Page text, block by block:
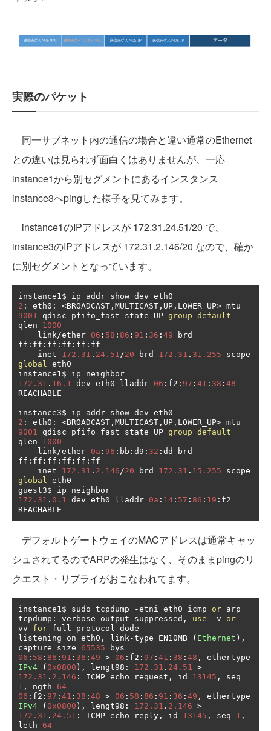
実際のパケット
同一サブネット内の通信の場合と違い通常のEthernet
との違いは見られず面白くはありませんが、一応
instance1から別セグメントにあるインスタンス
instance3へpingした様子を見てみます。
instance1のIPアドレスが 172.31.24.51/20 で、
instance3のIPアドレスが 172.31.2.146/20 なので、確か
に別セグメントとなっています。
2 : eth0 : <BROADCAST , MULTICAST , UP , LOWER_UP>
9001 qdisc pfifo_fast state UP group default
qlen 1000
    link
/ether 06 : 58 : 86 : 91 : 36 : 49 brd
ff : ff : ff : ff : ff : ff
    inet
172.31 . 24.51/20 brd 172.31 . 31.255
global eth0
172.31 . 16.1 dev eth0 lladdr 06 : f2 : 97 : 41 : 38 : 48
REACHABLE
2 : eth0 : <BROADCAST , MULTICAST , UP , LOWER_UP>
9001 qdisc pfifo_fast state UP group default
qlen 1000
    link
/ether 0a : 96 : bb : d9 : 32 : dd brd
ff : ff : ff : ff : ff : ff
    inet
172.31 . 2.146/20 brd 172.31 . 15.255
global eth0
172.31 . 0.1 dev eth0 lladdr 0a : 14 : 57 : 86 : 19 : f2
REACHABLE
デフォルトゲートウェイのMACアドレスは通常キャッ
シュされてるのでARPの発生はなく、そのままpingのリ
クエスト・リプライがおこなわれてます。
instance1$ sudo tcpdump -etni eth0 icmp or arp
tcpdump : verbose output suppressed , use -v or
-
vv for full protocol dode
listening on eth0 , link-type EN10MB ( Ethernet ),
capture size 65535
06 : 58 : 86 : 91 : 36 : 49 > 06 : f2 : 97 : 41 : 38 : 48 ,
IPv4
( 0x0800 ), lengt98 : 172.31 . 24.51 >
172.31 . 2.146 : ICMP echo request , id 13145 ,
1 , ngth 64
06 : f2 : 97 : 41 : 38 : 48 > 06 : 58 : 86 : 91 : 36 : 49 ,
IPv4
( 0x0800 ), lengt98 : 172.31 . 2.146 >
172.31 . 24.51 : ICMP echo reply , id 13145 , seq 1 ,
leth 64